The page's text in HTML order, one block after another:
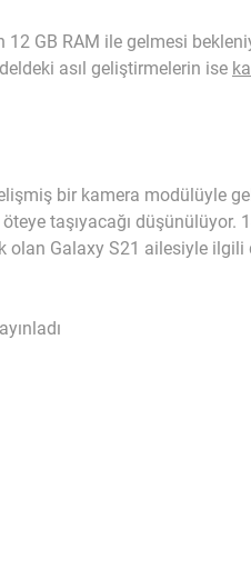
GB RAM ile gelmesi
asıl geliştirmelerin ise
bir kamera modülüyle
taşıyacağı düşünülüyor.
olan Galaxy S21 ailesiyle